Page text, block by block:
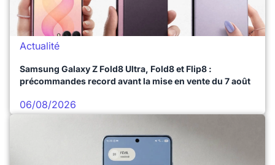
Actualité
Samsung Galaxy Z Fold8 Ultra, Fold8 et Flip8 :
précommandes record avant la mise en vente du 7 août
06/08/2026